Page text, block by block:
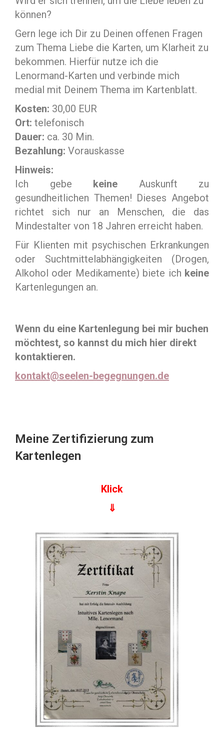
können?
Gern lege ich Dir zu Deinen offenen Fragen
zum Thema Liebe die Karten, um Klarheit zu
bekommen. Hierfür nutze ich die
Lenormand-Karten und verbinde mich
medial mit Deinem Thema im Kartenblatt.
Kosten: 30,00 EUR
Ort: telefonisch
Dauer: ca. 30 Min.
Bezahlung: Vorauskasse
Hinweis:
Ich gebe keine Auskunft zu
gesundheitlichen Themen! Dieses Angebot
richtet sich nur an Menschen, die das
Mindestalter von 18 Jahren erreicht haben.
Für Klienten mit psychischen Erkrankungen
oder Suchtmittelabhängigkeiten (Drogen,
Alkohol oder Medikamente) biete ich keine
Kartenlegungen an.
Wenn du eine Kartenlegung bei mir buchen
möchtest, so kannst du mich hier direkt
kontaktieren.
kontakt@seelen-begegnungen.de
Meine Zertifizierung zum
Kartenlegen
Klick
⇓